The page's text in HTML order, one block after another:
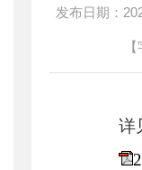
发布日期：
详